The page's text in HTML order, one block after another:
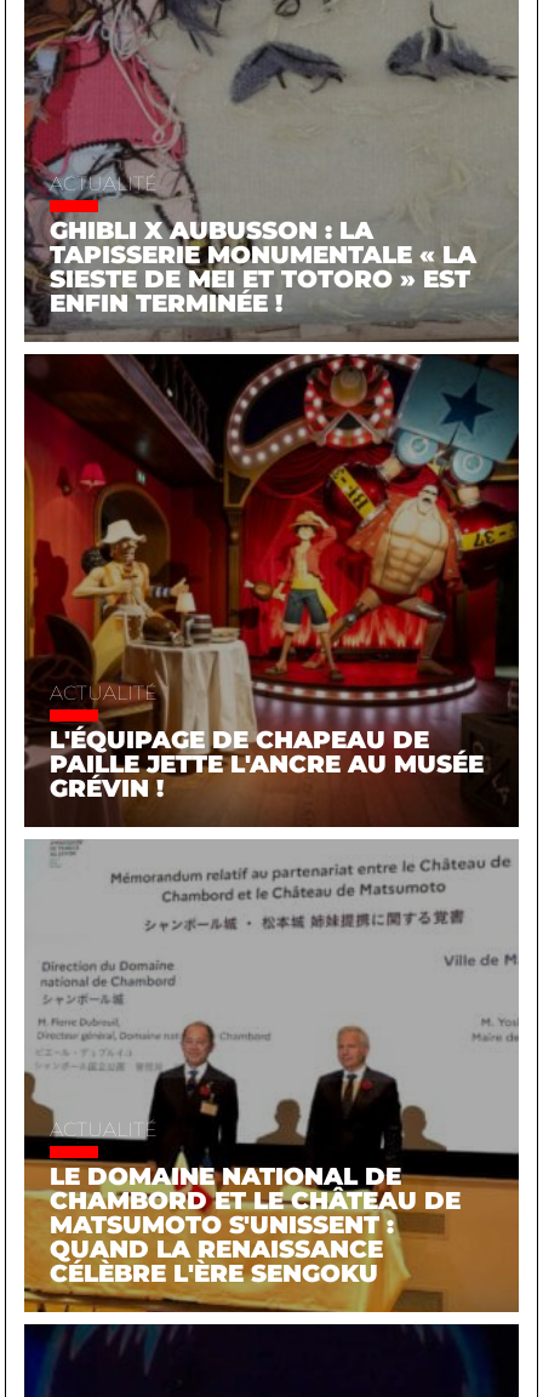
ACTUALITÉ
GHIBLI X AUBUSSON : LA
TAPISSERIE MONUMENTALE « LA
SIESTE DE MEI ET TOTORO » EST
ENFIN TERMINÉE !
ACTUALITÉ
L'ÉQUIPAGE DE CHAPEAU DE
PAILLE JETTE L'ANCRE AU MUSÉE
GRÉVIN !
ACTUALITÉ
LE DOMAINE NATIONAL DE
CHAMBORD ET LE CHÂTEAU DE
MATSUMOTO S'UNISSENT :
QUAND LA RENAISSANCE
CÉLÈBRE L'ÈRE SENGOKU